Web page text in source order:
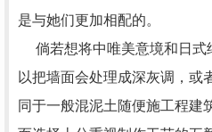
是与她们更加相配的。
倘若想将中唯美意境和日式
以把墙面会处理成深灰调，或
同于一般混泥土随便施工程建